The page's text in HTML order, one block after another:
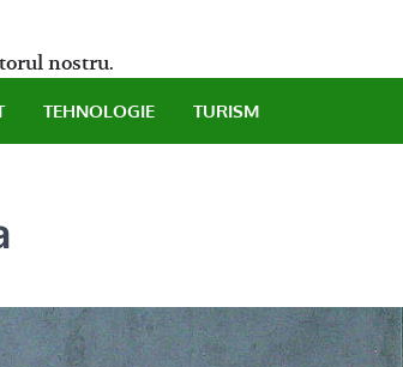
nostru.
TEHNOLOGIE TURISM